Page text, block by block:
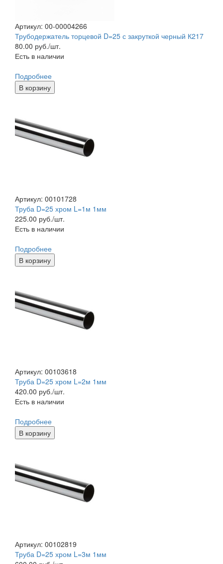
Артикул: 00-00004266
Трубодержатель торцевой D=25 с закруткой черный К217
80.00 руб./шт.
Есть в наличии
Подробнее
В корзину
Артикул: 00101728
Труба D=25 хром L=1м 1мм
225.00 руб./шт.
Есть в наличии
Подробнее
В корзину
Артикул: 00103618
Труба D=25 хром L=2м 1мм
420.00 руб./шт.
Есть в наличии
Подробнее
В корзину
Артикул: 00102819
Труба D=25 хром L=3м 1мм